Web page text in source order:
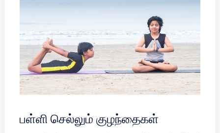
பள்ளி செல்லும் குழந்தைகள்